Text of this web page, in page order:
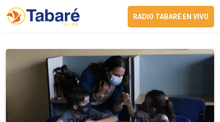
RADIO TABARÉ EN VIVO